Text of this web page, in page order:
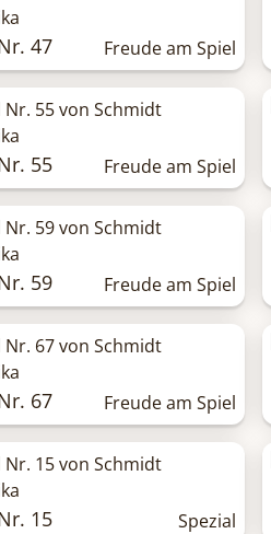
47 Freude am Spiel
55 Freude am Spiel
59 Freude am Spiel
67 Freude am Spiel
15 Spezial